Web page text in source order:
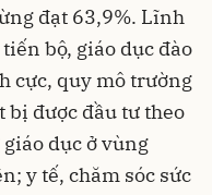
đạt 63,9%. Lĩnh
bộ, giáo dục đào
cực, quy mô trường
bị được đầu tư theo
dục ở vùng
y tế, chăm sóc sức